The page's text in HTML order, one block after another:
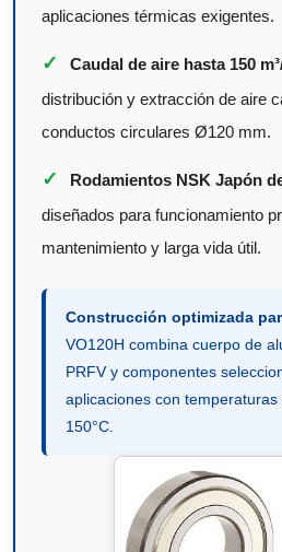
aplicaciones térmicas exigentes.
✓ Caudal de aire hasta 150
distribución y extracción de aire
conductos circulares Ø120 mm.
✓ Rodamientos NSK Japón
diseñados para funcionamiento
mantenimiento y larga vida útil.
Construcción optimizada
VO120H combina cuerpo de
PRFV y componentes
aplicaciones con
150°C.